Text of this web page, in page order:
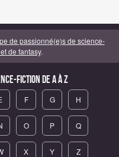
de passionné(e)s de science-
de fantasy.
fiction de A à Z
F G H
O P Q
X Y Z